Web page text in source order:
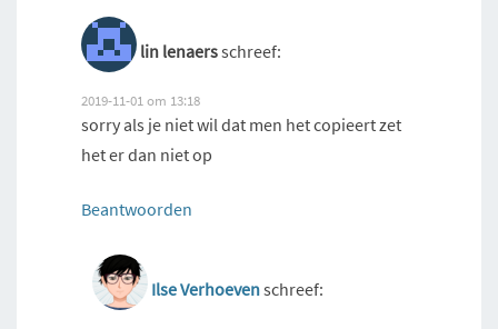
lin lenaersschreef:
2019-11-01 om 13:18
sorry als je niet wil dat men het copieert zet
het er dan niet op
Beantwoorden
Ilse Verhoevenschreef: